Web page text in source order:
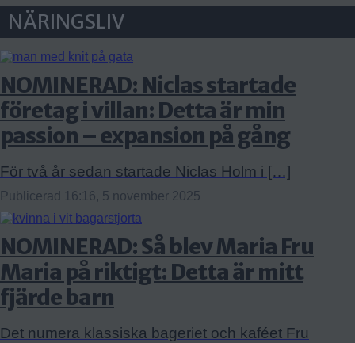
NÄRINGSLIV
NOMINERAD: Niclas startade
företag i villan: Detta är min
passion – expansion på gång
För två år sedan startade Niclas Holm i […]
Publicerad 16:16, 5 november 2025
NOMINERAD: Så blev Maria Fru
Maria på riktigt: Detta är mitt
fjärde barn
Det numera klassiska bageriet och kaféet Fru